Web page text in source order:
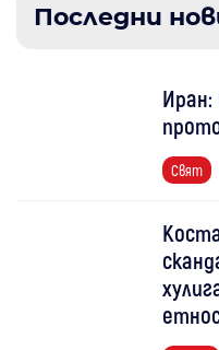
Последни
Иран:
Свят